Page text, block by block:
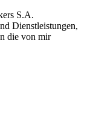
S.A.
Dienstleistungen,
die von mir